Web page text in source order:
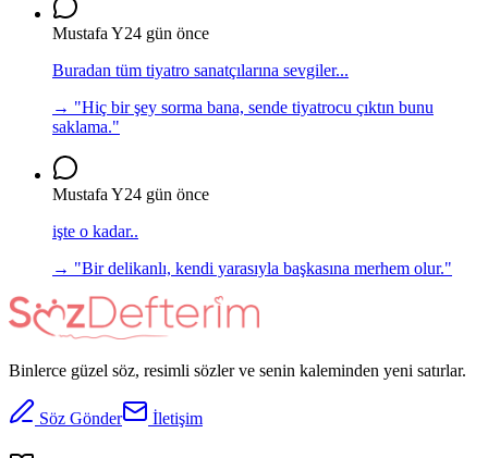
Mustafa Y24 gün önce
Buradan tüm tiyatro sanatçılarına sevgiler...
→ "Hiç bir şey sorma bana, sende tiyatrocu çıktın bunu
saklama."
Mustafa Y24 gün önce
işte o kadar..
→ "Bir delikanlı, kendi yarasıyla başkasına merhem olur."
Binlerce güzel söz, resimli sözler ve senin kaleminden yeni satırlar.
Söz Gönder İletişim